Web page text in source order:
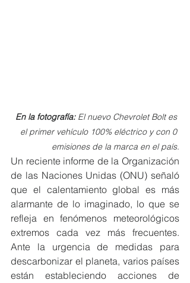
En la fotografía: El nuevo Chevrolet Bolt es
el primer vehículo 100% eléctrico y con 0
emisiones de la marca en el país.
Un reciente informe de la Organización
de las Naciones Unidas (ONU) señaló
que el calentamiento global es más
alarmante de lo imaginado, lo que se
refleja en fenómenos meteorológicos
extremos cada vez más frecuentes.
Ante la urgencia de medidas para
descarbonizar el planeta, varios países
están estableciendo acciones de